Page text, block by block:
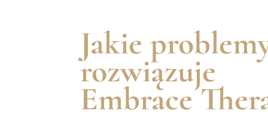
Jakie
rozwiązuje
Embrace